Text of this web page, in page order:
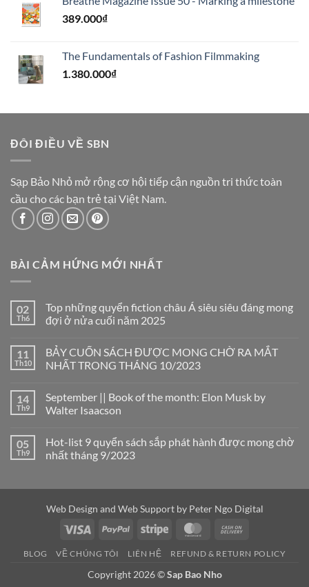
389.000₫
The Fundamentals of Fashion Filmmaking
1.380.000₫
ĐÔI ĐIỀU VỀ SBN
Sạp Bảo Nhỏ mở rộng cơ hội tiếp cận nguồn tri thức toàn
cầu cho các bạn trẻ tại Việt Nam.
BÀI CẢM HỨNG MỚI NHẤT
02
Th6
Top những quyển fiction châu Á siêu siêu đáng mong
đợi ở nửa cuối năm 2025
bình
luận
ở
quyển
fiction
châu
siêu
đáng
mong
năm
2025
11
Th10
BẢY CUỐN SÁCH ĐƯỢC MONG CHỜ RA MẮT
NHẤT TRONG THÁNG 10/2023
bình
luận
ở
SÁCH
ĐƯỢC
MONG
TRONG
THÁNG
14
Th9
September || Book of the month: Elon Musk by
Walter Isaacson
bình
luận
ở
the
month:
Walter
Isaacson
05
Th9
Hot-list 9 quyển sách sắp phát hành được mong chờ
nhất tháng 9/2023
ở
Hot-
sắp
Web Design and Web Support by Peter Ngo Digital
Visa
PayPal Stripe MasterCard
Delivery
BLOG VỀ CHÚNG TÔI LIÊN HỆ REFUND & RETURN POLICY
Copyright 2026 ©Sap Bao Nho